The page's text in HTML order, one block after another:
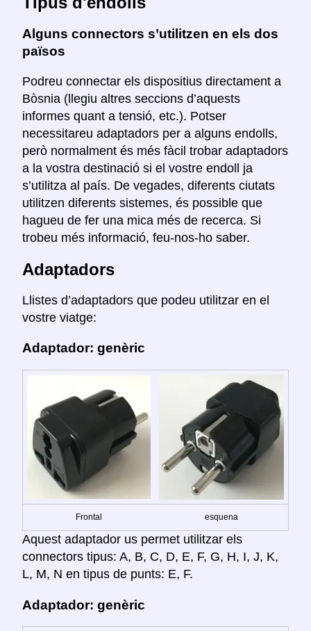
Alguns connectors s’utilitzen en els dos
països
Podreu connectar els dispositius directament a
Bòsnia (llegiu altres seccions d’aquests
informes quant a tensió, etc.). Potser
necessitareu adaptadors per a alguns endolls,
però normalment és més fàcil trobar adaptadors
a la vostra destinació si el vostre endoll ja
s’utilitza al país. De vegades, diferents ciutats
utilitzen diferents sistemes, és possible que
hagueu de fer una mica més de recerca. Si
trobeu més informació, feu-nos-ho saber.
Adaptadors
Llistes d’adaptadors que podeu utilitzar en el
vostre viatge:
Adaptador: genèric
Frontal esquena
Aquest adaptador us permet utilitzar els
connectors tipus: A, B, C, D, E, F, G, H, I, J, K,
L, M, N en tipus de punts: E, F.
Adaptador: genèric